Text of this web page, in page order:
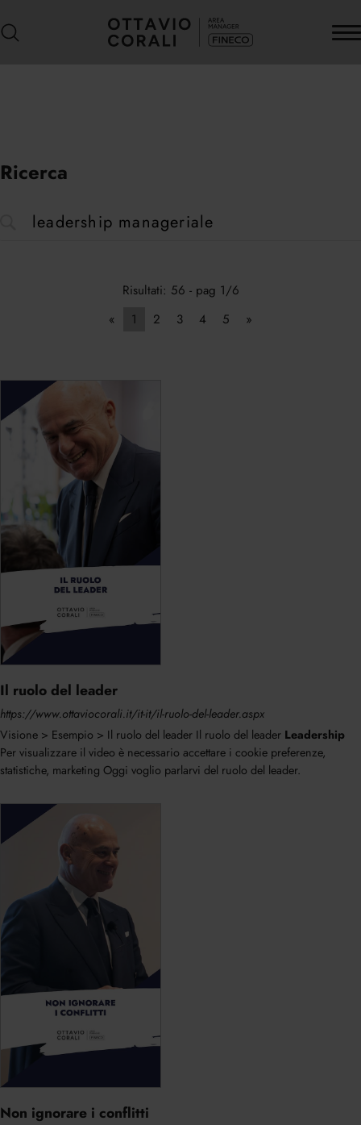
Ricerca
Risultati: 56 - pag 1/6
«
1 2 3 4 5 »
Il ruolo del leader
https://www.ottaviocorali.it/it-it/il-ruolo-del-leader.aspx
Visione > Esempio > Il ruolo del leader Il ruolo del leader Leadership
Per visualizzare il video è necessario accettare i cookie preferenze,
statistiche, marketing Oggi voglio parlarvi del ruolo del leader.
Non ignorare i conflitti